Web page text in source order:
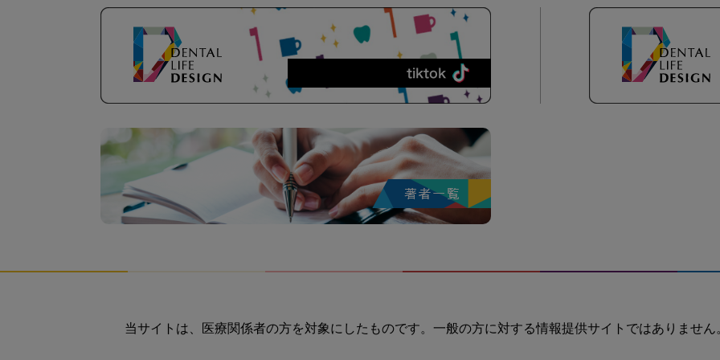
当サイトは、医療関係者の方を対象にしたものです。一般の方に対する情報提供サイトではありません